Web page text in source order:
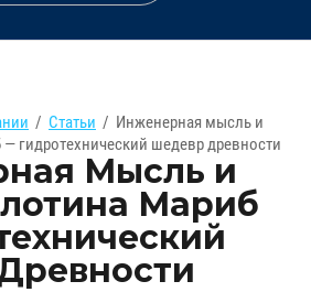
/ Статьи / Инженерная мысль и
гидротехнический шедевр древности
Мысль и
Мариб